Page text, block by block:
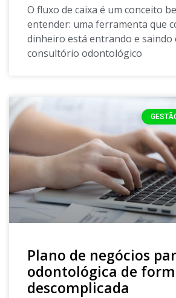
O fluxo de caixa é um conceito
entender: uma ferramenta que
dinheiro está entrando e saindo
consultório odontológico
Plano de negócios
odontológica de
descomplicada